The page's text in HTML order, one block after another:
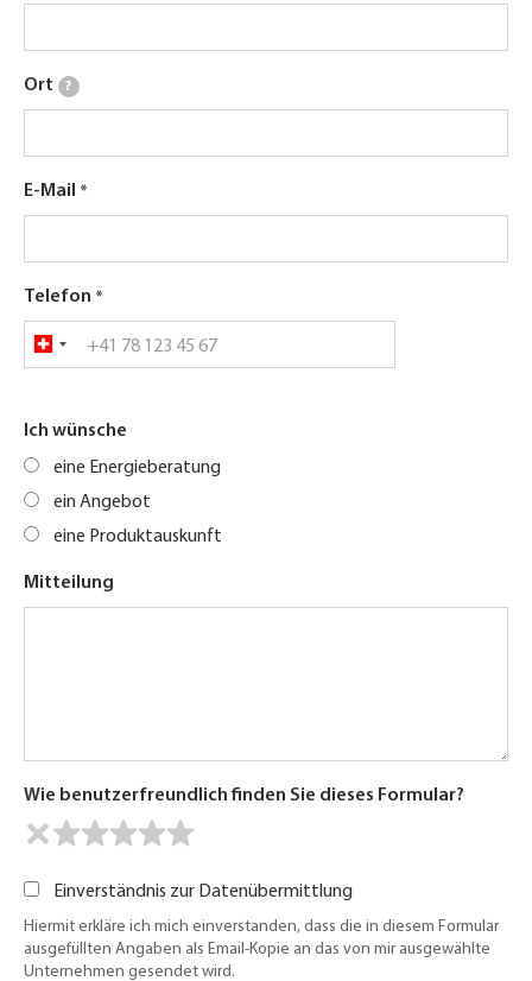
Ort ?
E-Mail
Telefon
Ich wünsche
eine Energieberatung
ein Angebot
eine Produktauskunft
Mitteilung
Wie benutzerfreundlich finden Sie dieses Formular?
Einverständnis zur Datenübermittlung
Hiermit erkläre ich mich einverstanden, dass die in diesem Formular
ausgefüllten Angaben als Email-Kopie an das von mir ausgewählte
Unternehmen gesendet wird.